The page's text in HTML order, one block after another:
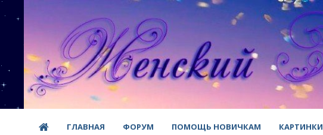
ГЛАВНАЯ ФОРУМ ПОМОЩЬ НОВИЧКАМ КАРТИНКИ